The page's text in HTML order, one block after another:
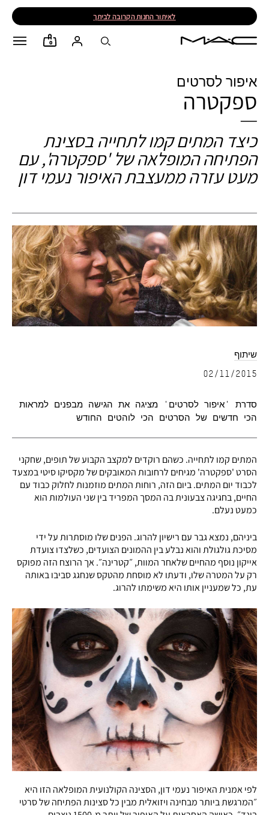
לאיתור החנות הקרובה לביתך
0
איפור לסרטים
ספקטרה
כיצד המתים קמו לתחייה בסצינת
הפתיחה המופלאה של 'ספקטרה', עם
מעט עזרה ממעצבת האיפור נעמי דון
שיתוף
02/11/2015
סדרת 'איפור לסרטים' מציגה את הגישה מבפנים למראות
הכי חדשים של הסרטים הכי לוהטים החודש
המתים קמו לתחייה. כשהם רוקדים למקצב הקבוע של תופים, שחקני
הסרט 'ספקטרה' מגיחים לרחובות המאובקים של מקסיקו סיטי במצעד
לכבוד יום המתים. ביום הזה, רוחות המתים מוזמנות לחלוק כבוד עם
החיים, בחגיגה צבעונית בה המסך המפריד בין שני העולמות הוא
כמעט נעלם.
ביניהם, נמצא גבר עם רישיון להרוג. הפנים שלו מוסתרות על ידי
מסיכת גולגולת והוא נבלע בין ההמונים הצועדים, כשלצדו צועדת
אייקון נוסף מהחיים שלאחר המוות, ״קטרינה״. אך הרוצח הזה מפוקס
רק על המטרה שלו, ודעתו לא מוסחת מהטקס שנחגג סביבו באותה
עת, כל שמעניין אותו היא משימתו להרוג.
לפי אמנית האיפור נעמי דון, הסצינה הקולנועית המופלאה הזו היא
״המרגשת ביותר מבחינה ויזואלית מבין כל סצינות הפתיחה של סרטי